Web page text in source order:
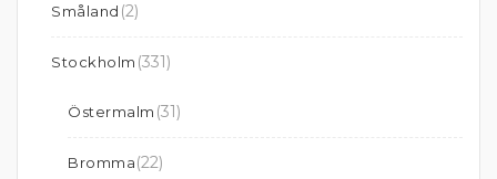
Småland (2)
Stockholm (331)
Östermalm (31)
Bromma(22)